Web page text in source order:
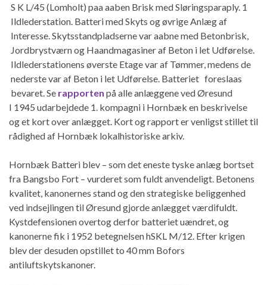
S K L/45 (Lomholt) paa aaben Brisk med Sløringsparaply. 1
Ildlederstation. Batteri med Skyts og øvrige Anlæg af
Interesse. Skytsstandpladserne var aabne med Betonbrisk,
Jordbrystværn og Haandmagasiner af Beton i let Udførelse.
Ildlederstationens øverste Etage var af Tømmer, medens de
nederste var af Beton i let Udførelse. Batteriet foreslaas
bevaret. Se rapporten på alle anlæggene ved Øresund
I 1945 udarbejdede 1. kompagni i Hornbæk en beskrivelse
og et kort over anlægget. Kort og rapport er venligst stillet til
rådighed af Hornbæk lokalhistoriske arkiv.
Hornbæk Batteri blev – som det eneste tyske anlæg bortset
fra Bangsbo Fort – vurderet som fuldt anvendeligt. Betonens
kvalitet, kanonernes stand og den strategiske beliggenhed
ved indsejlingen til Øresund gjorde anlægget værdifuldt.
Kystdefensionen overtog derfor batteriet uændret, og
kanonerne fik i 1952 betegnelsen hSKL M/12. Efter krigen
blev der desuden opstillet to 40 mm Bofors
antiluftskytskanoner.